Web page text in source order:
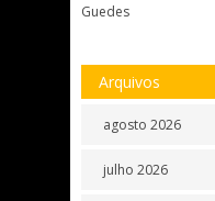
Guedes
Arquivos
agosto 2026
julho 2026